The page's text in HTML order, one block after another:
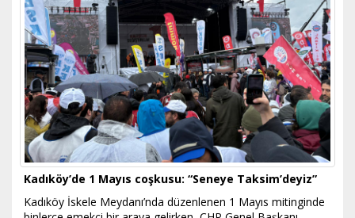
Kadıköy’de 1 Mayıs coşkusu: “Seneye Taksim’deyiz”
Kadıköy İskele Meydanı’nda düzenlenen 1 Mayıs mitinginde